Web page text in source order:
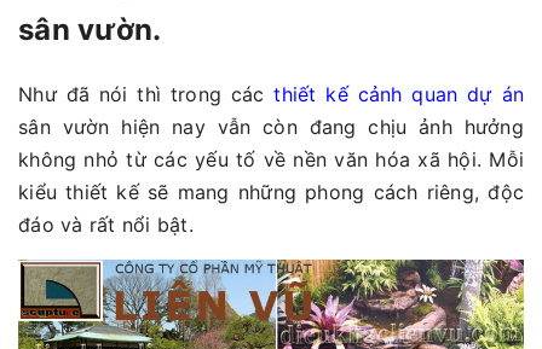
sân vườn.
Như đã nói thì trong cácthiết kế cảnh quan dự án
sân vườn hiện nay vẫn còn đang chịu ảnh hưởng
không nhỏ từ các yếu tố về nền văn hóa xã hội. Mỗi
kiểu thiết kế sẽ mang những phong cách riêng, độc
đáo và rất nổi bật.